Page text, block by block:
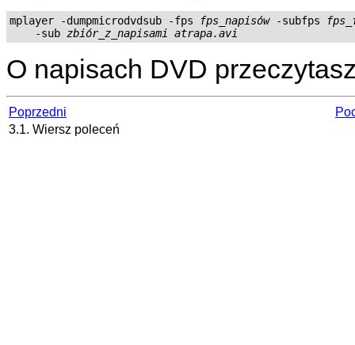
mplayer -dumpmicrodvdsub -fps fps_napisów -subfps
    -sub
zbiór_z_napisami atrapa.avi
O napisach DVD
Poprzedni
3.1. Wiersz poleceń